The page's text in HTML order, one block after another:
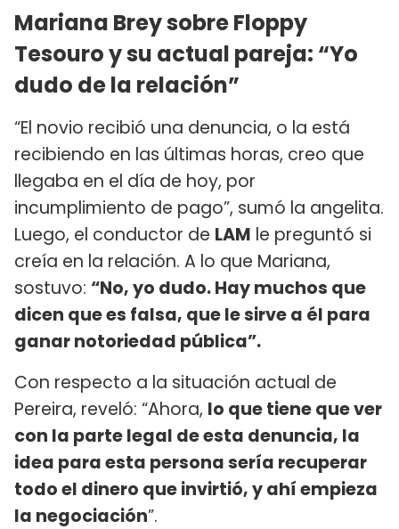
Mariana Brey sobre Floppy
Tesouro y su actual pareja: “Yo
dudo de la relación”
“El novio recibió una denuncia, o la está
recibiendo en las últimas horas, creo que
llegaba en el día de hoy, por
incumplimiento de pago”, sumó la angelita.
Luego, el conductor de LAM le preguntó si
creía en la relación. A lo que Mariana,
sostuvo: “No, yo dudo. Hay muchos que
dicen que es falsa, que le sirve a él para
ganar notoriedad pública”.
Con respecto a la situación actual de
Pereira, reveló: “Ahora, lo que tiene que ver
con la parte legal de esta denuncia, la
idea para esta persona sería recuperar
todo el dinero que invirtió, y ahí empieza
la negociación”.